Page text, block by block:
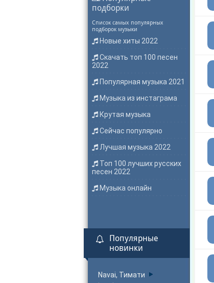
подборки
Список самых популярных
подборок музыки
Новые хиты 2022
Скачать топ 100 песен
2022
Популярная музыка 2021
Музыка из инстаграма
Крутая музыка
Сейчас популярно
Лучшая музыка 2022
Топ 100 лучших русских
песен 2022
Музыка онлайн
Популярные
новинки
Navai, Тимати